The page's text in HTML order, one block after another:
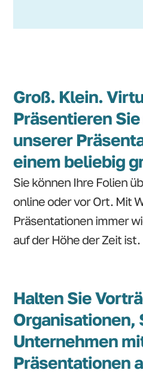
Groß. Klein.
Präsentieren
unserer
einem beliebig
Sie können Ihre Folien
online oder vor Ort. Mit
Präsentationen immer
auf der Höhe der Zeit ist.
Halten Sie
Organisationen,
Unternehmen
Präsentationen